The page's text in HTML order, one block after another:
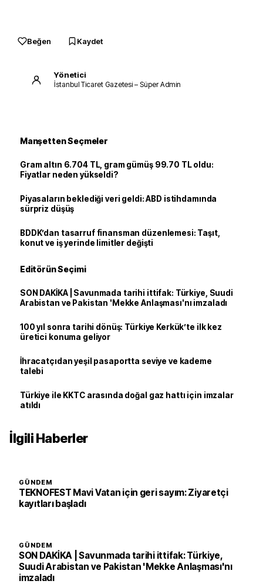
Beğen Kaydet
Yönetici
İstanbul Ticaret Gazetesi – Süper Admin
Manşetten Seçmeler
Gram altın 6.704 TL, gram gümüş 99.70 TL oldu:
Fiyatlar neden yükseldi?
Piyasaların beklediği veri geldi: ABD istihdamında
sürpriz düşüş
BDDK’dan tasarruf finansman düzenlemesi: Taşıt,
konut ve iş yerinde limitler değişti
Editörün Seçimi
SON DAKİKA | Savunmada tarihi ittifak: Türkiye, Suudi
Arabistan ve Pakistan 'Mekke Anlaşması'nı imzaladı
100 yıl sonra tarihi dönüş: Türkiye Kerkük’te ilk kez
üretici konuma geliyor
İhracatçıdan yeşil pasaportta seviye ve kademe
talebi
Türkiye ile KKTC arasında doğal gaz hattı için imzalar
atıldı
İlgili Haberler
GÜNDEM
TEKNOFEST Mavi Vatan için geri sayım: Ziyaretçi
kayıtları başladı
GÜNDEM
SON DAKİKA | Savunmada tarihi ittifak: Türkiye,
Suudi Arabistan ve Pakistan 'Mekke Anlaşması'nı
imzaladı